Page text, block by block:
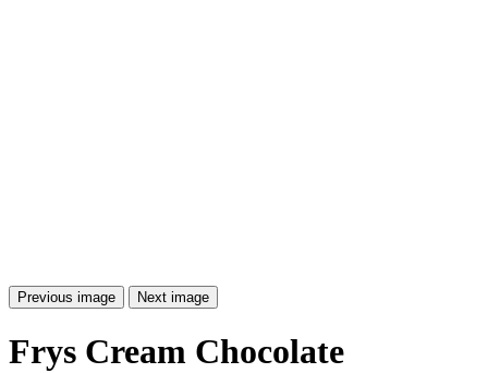
Previous image Next image
Frys Cream Chocolate